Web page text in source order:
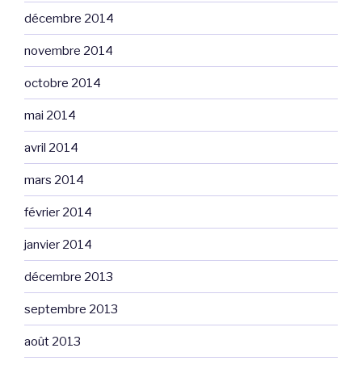
décembre 2014
novembre 2014
octobre 2014
mai 2014
avril 2014
mars 2014
février 2014
janvier 2014
décembre 2013
septembre 2013
août 2013